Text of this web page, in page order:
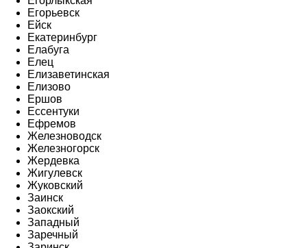
Егорьевск
Ейск
Екатеринбург
Елабуга
Елец
Елизаветинская
Елизово
Ершов
Ессентуки
Ефремов
Железноводск
Железногорск
Жердевка
Жигулевск
Жуковский
Заинск
Заокский
Западный
Заречный